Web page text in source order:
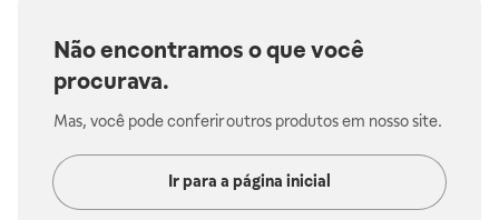
Não encontramos o que você
procurava.
Mas, você pode conferir outros produtos em nosso site.
Ir para a página inicial